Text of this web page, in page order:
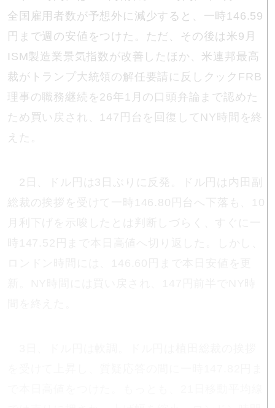
全国雇用者数が予想外に減少すると、一時146.59
円まで週の安値をつけた。ただ、その後は米9月
ISM製造業景気指数が改善したほか、米連邦最高
裁がトランプ大統領の解任要請に反しクックFRB
理事の職務継続を26年1月の口頭弁論まで認めた
ため買い戻され、147円台を回復してNY時間を終
えた。
2日、ドル円は3日ぶりに反発。ドル円は内田副
総裁の挨拶を受けて一時146.80円台へ下落も、10